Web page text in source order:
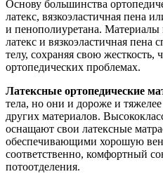
Основу большинства
латекс, вязкоэластичная пена
и пенополиуретана. Материалы
латекс и вязкоэластичная пена
телу, сохраняя свою жесткость,
ортопедических проблемах.
Латексные ортопедические
тела, но они и дороже и
других материалов.
оснащают свои латексные
обеспечивающими хорошую
соответственно, комфортный
потоотделения.